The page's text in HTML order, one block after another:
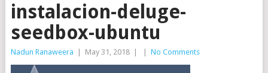
instalacion-deluge-
seedbox-ubuntu
Nadun Ranaweera May 31, 2018 No Comments